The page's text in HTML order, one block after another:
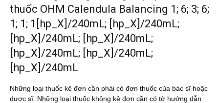
thuốc OHM Calendula Balancing 1; 6; 3; 6;
1; 1; 1[hp_X]/240mL; [hp_X]/240mL;
[hp_X]/240mL; [hp_X]/240mL;
[hp_X]/240mL; [hp_X]/240mL;
[hp_X]/240mL
Những loại thuốc kê đơn cần phải có đơn thuốc của bác sĩ hoặc
dược sĩ. Những loại thuốc không kê đơn cần có tờ hướng dẫn